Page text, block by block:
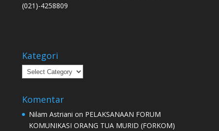
(021)-4258809
Kategori
Kategori
Komentar
Nilam Astriani on PELAKSANAAN FORUM
KOMUNIKASI ORANG TUA MURID (FORKOM)